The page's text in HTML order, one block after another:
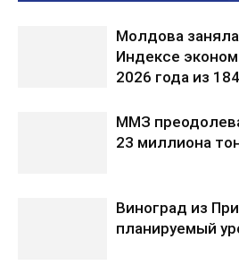
Молдова
Индексе
2026 года из
ММЗ
23 миллиона
Виноград из
планируемый